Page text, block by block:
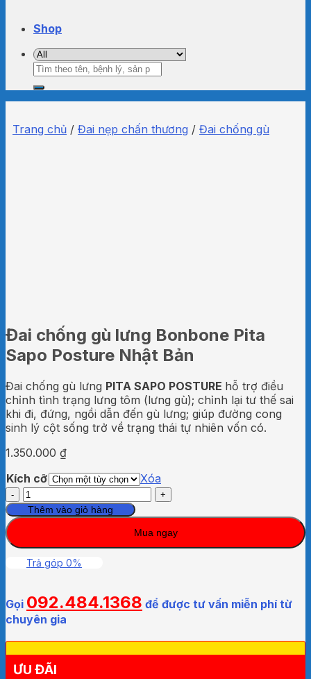
Shop
Tìm
kiếm:
Trang chủ / Đai nẹp chấn thương / Đai chống gù
Đai chống gù lưng Bonbone Pita
Sapo Posture Nhật Bản
Đai chống gù lưng PITA SAPO POSTURE hỗ trợ điều
chỉnh tình trạng lưng tôm (lưng gù); chỉnh lại tư thế sai
khi đi, đứng, ngồi dẫn đến gù lưng; giúp đường cong
sinh lý cột sống trở về trạng thái tự nhiên vốn có.
1.350.000 ₫
Kích cỡ
Xóa
Đai
chống
gù
Bonbone
Pita
Nhật
Bản
lượng
Thêm vào giỏ hàng
Mua ngay
Trả góp 0%
Gọi 092.484.1368 để được tư vấn miễn phí từ
chuyên gia
ƯU ĐÃI